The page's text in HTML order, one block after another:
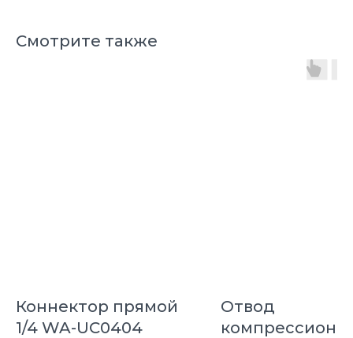
Смотрите также
Коннектор прямой
1/4 WA-UC0404
Отвод